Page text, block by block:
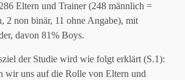
Eltern und Trainer (248 männlich =
2 non binär, 11 ohne Angabe), mit
davon 81% Boys.
der Studie wird wie folgt erklärt (S.1):
wir uns auf die Rolle von Eltern und